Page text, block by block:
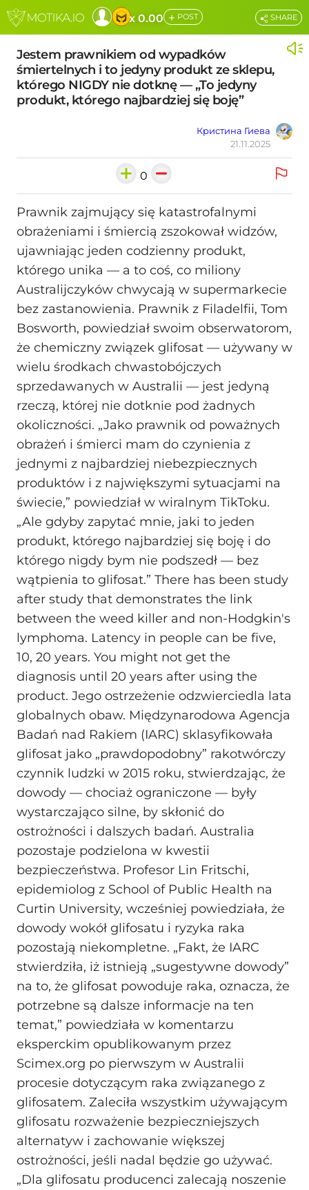
x 0.00 + POST
Jestem prawnikiem od wypadków
śmiertelnych i to jedyny produkt ze sklepu,
którego NIGDY nie dotknę — „To jedyny
produkt, którego najbardziej się boję”
Кристина Гиева
21.11.2025
SHARE
0
Prawnik zajmujący się katastrofalnymi
obrażeniami i śmiercią zszokował widzów,
ujawniając jeden codzienny produkt,
którego unika — a to coś, co miliony
Australijczyków chwycają w supermarkecie
bez zastanowienia. Prawnik z Filadelfii, Tom
Bosworth, powiedział swoim obserwatorom,
że chemiczny związek glifosat — używany w
wielu środkach chwastobójczych
sprzedawanych w Australii — jest jedyną
rzeczą, której nie dotknie pod żadnych
okoliczności. „Jako prawnik od poważnych
obrażeń i śmierci mam do czynienia z
jednymi z najbardziej niebezpiecznych
produktów i z największymi sytuacjami na
świecie,” powiedział w wiralnym TikToku.
„Ale gdyby zapytać mnie, jaki to jeden
produkt, którego najbardziej się boję i do
którego nigdy bym nie podszedł — bez
wątpienia to glifosat.” There has been study
after study that demonstrates the link
between the weed killer and non-Hodgkin's
lymphoma. Latency in people can be five,
10, 20 years. You might not get the
diagnosis until 20 years after using the
product. Jego ostrzeżenie odzwierciedla lata
globalnych obaw. Międzynarodowa Agencja
Badań nad Rakiem (IARC) sklasyfikowała
glifosat jako „prawdopodobny” rakotwórczy
czynnik ludzki w 2015 roku, stwierdzając, że
dowody — chociaż ograniczone — były
wystarczająco silne, by skłonić do
ostrożności i dalszych badań. Australia
pozostaje podzielona w kwestii
bezpieczeństwa. Profesor Lin Fritschi,
epidemiolog z School of Public Health na
Curtin University, wcześniej powiedziała, że
dowody wokół glifosatu i ryzyka raka
pozostają niekompletne. „Fakt, że IARC
stwierdziła, iż istnieją „sugestywne dowody”
na to, że glifosat powoduje raka, oznacza, że
potrzebne są dalsze informacje na ten
temat,” powiedziała w komentarzu
eksperckim opublikowanym przez
Scimex.org po pierwszym w Australii
procesie dotyczącym raka związanego z
glifosatem. Zaleciła wszystkim używającym
glifosatu rozważenie bezpieczniejszych
alternatyw i zachowanie większej
ostrożności, jeśli nadal będzie go używać.
„Dla glifosatu producenci zalecają noszenie